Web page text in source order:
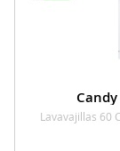
Candy
Lavavajillas 60